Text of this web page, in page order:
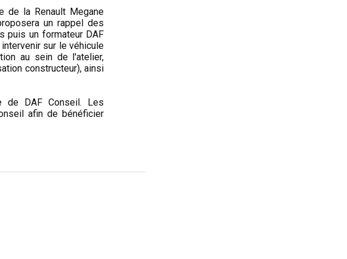
de la Renault Megane
un rappel des
puis un formateur DAF
sur le véhicule
au sein de l'atelier,
constructeur), ainsi
de DAF Conseil. Les
afin de bénéficier